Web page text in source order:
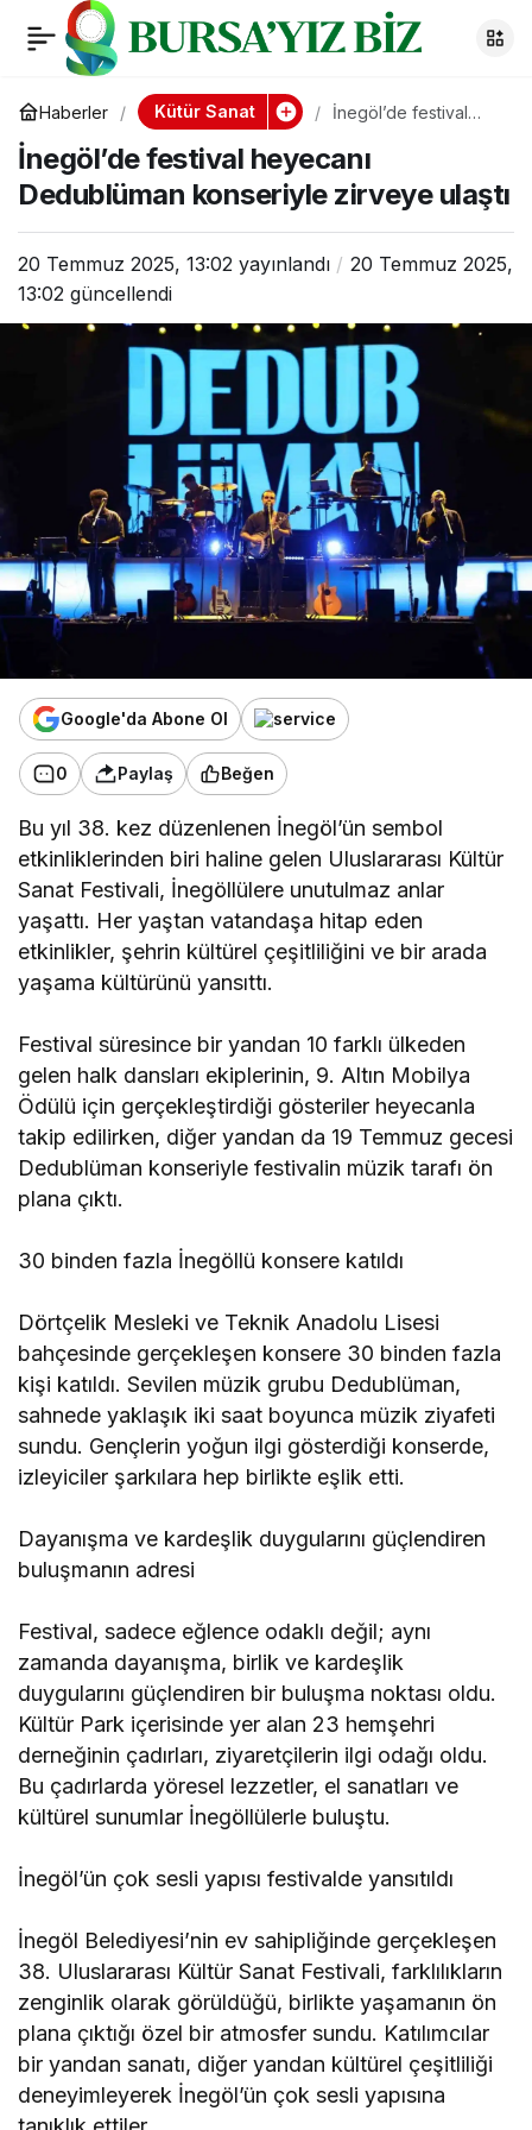
Haberler Kütür Sanat
İnegöl’de festival
Dedublüman
konseriyle zirveye
ulaştı
İnegöl’de festival heyecanı
Dedublüman konseriyle zirveye ulaştı
20 Temmuz 2025, 13:02 yayınlandı
20 Temmuz 2025,
13:02 güncellendi
Google'da Abone Ol
0 Paylaş Beğen
Bu yıl 38. kez düzenlenen İnegöl’ün sembol
etkinliklerinden biri haline gelen Uluslararası Kültür
Sanat Festivali, İnegöllülere unutulmaz anlar
yaşattı. Her yaştan vatandaşa hitap eden
etkinlikler, şehrin kültürel çeşitliliğini ve bir arada
yaşama kültürünü yansıttı.
Festival süresince bir yandan 10 farklı ülkeden
gelen halk dansları ekiplerinin, 9. Altın Mobilya
Ödülü için gerçekleştirdiği gösteriler heyecanla
takip edilirken, diğer yandan da 19 Temmuz gecesi
Dedublüman konseriyle festivalin müzik tarafı ön
plana çıktı.
30 binden fazla İnegöllü konsere katıldı
Dörtçelik Mesleki ve Teknik Anadolu Lisesi
bahçesinde gerçekleşen konsere 30 binden fazla
kişi katıldı. Sevilen müzik grubu Dedublüman,
sahnede yaklaşık iki saat boyunca müzik ziyafeti
sundu. Gençlerin yoğun ilgi gösterdiği konserde,
izleyiciler şarkılara hep birlikte eşlik etti.
Dayanışma ve kardeşlik duygularını güçlendiren
buluşmanın adresi
Festival, sadece eğlence odaklı değil; aynı
zamanda dayanışma, birlik ve kardeşlik
duygularını güçlendiren bir buluşma noktası oldu.
Kültür Park içerisinde yer alan 23 hemşehri
derneğinin çadırları, ziyaretçilerin ilgi odağı oldu.
Bu çadırlarda yöresel lezzetler, el sanatları ve
kültürel sunumlar İnegöllülerle buluştu.
İnegöl’ün çok sesli yapısı festivalde yansıtıldı
İnegöl Belediyesi’nin ev sahipliğinde gerçekleşen
38. Uluslararası Kültür Sanat Festivali, farklılıkların
zenginlik olarak görüldüğü, birlikte yaşamanın ön
plana çıktığı özel bir atmosfer sundu. Katılımcılar
bir yandan sanatı, diğer yandan kültürel çeşitliliği
deneyimleyerek İnegöl’ün çok sesli yapısına
İnegöl’de festival
heyecanı
Dedublüman
konseriyle zirveye
ulaştı